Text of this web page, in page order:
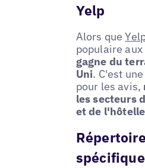
Yelp
Alors que
populaire
gagne du
Uni. C'est
pour les avis,
les secteurs
et de